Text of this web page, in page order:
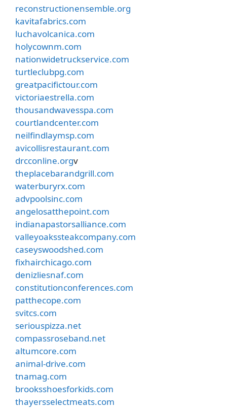
reconstructionensemble.org
kavitafabrics.com
luchavolcanica.com
holycownm.com
nationwidetruckservice.com
turtleclubpg.com
greatpacifictour.com
victoriaestrella.com
thousandwavesspa.com
courtlandcenter.com
neilfindlaymsp.com
avicollisrestaurant.com
drcconline.orgv
theplacebarandgrill.com
waterburyrx.com
advpoolsinc.com
angelosatthepoint.com
indianapastorsalliance.com
valleyoakssteakcompany.com
caseyswoodshed.com
fixhairchicago.com
denizliesnaf.com
constitutionconferences.com
patthecope.com
svitcs.com
seriouspizza.net
compassroseband.net
altumcore.com
animal-drive.com
tnamag.com
brooksshoesforkids.com
thayersselectmeats.com